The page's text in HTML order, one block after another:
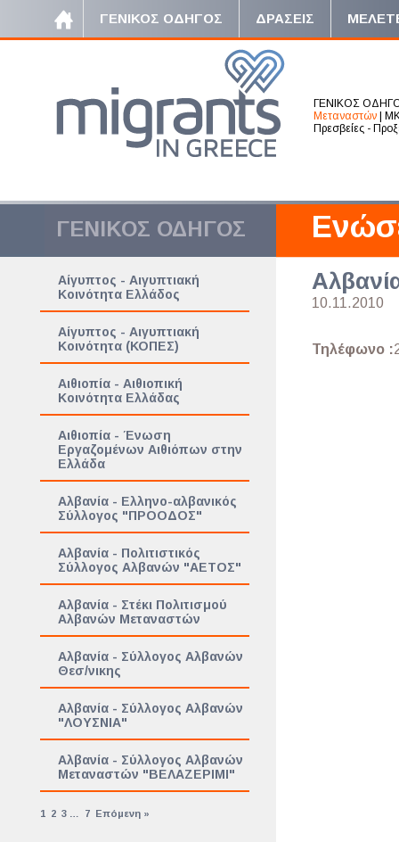
ΓΕΝΙΚΟΣ ΟΔΗΓΟΣ ΔΡΑΣΕΙΣ
ΓΕΝΙΚΟΣ
Μεταναστών
Πρεσβείες -
ΓΕΝΙΚΟΣ ΟΔΗΓΟΣ
Αίγυπτος - Αιγυπτιακή
Κοινότητα Ελλάδος
Αίγυπτος - Αιγυπτιακή
Κοινότητα (ΚΟΠΕΣ)
Αιθιοπία - Αιθιοπική
Κοινότητα Ελλάδας
Αιθιοπία - Ένωση
Εργαζομένων Αιθιόπων στην
Ελλάδα
Αλβανία - Ελληνο-αλβανικός
Σύλλογος "ΠΡΟΟΔΟΣ"
Αλβανία - Πολιτιστικός
Σύλλογος Αλβανών "ΑΕΤΟΣ"
Αλβανία - Στέκι Πολιτισμού
Αλβανών Μεταναστών
Αλβανία - Σύλλογος Αλβανών
Θεσ/νικης
Αλβανία - Σύλλογος Αλβανών
"ΛΟΥΣΝΙΑ"
Αλβανία - Σύλλογος Αλβανών
Μεταναστών "ΒΕΛΑΖΕΡΙΜΙ"
1 2 3 7 Επόμενη »
10.11.2010
Τηλέφωνο :